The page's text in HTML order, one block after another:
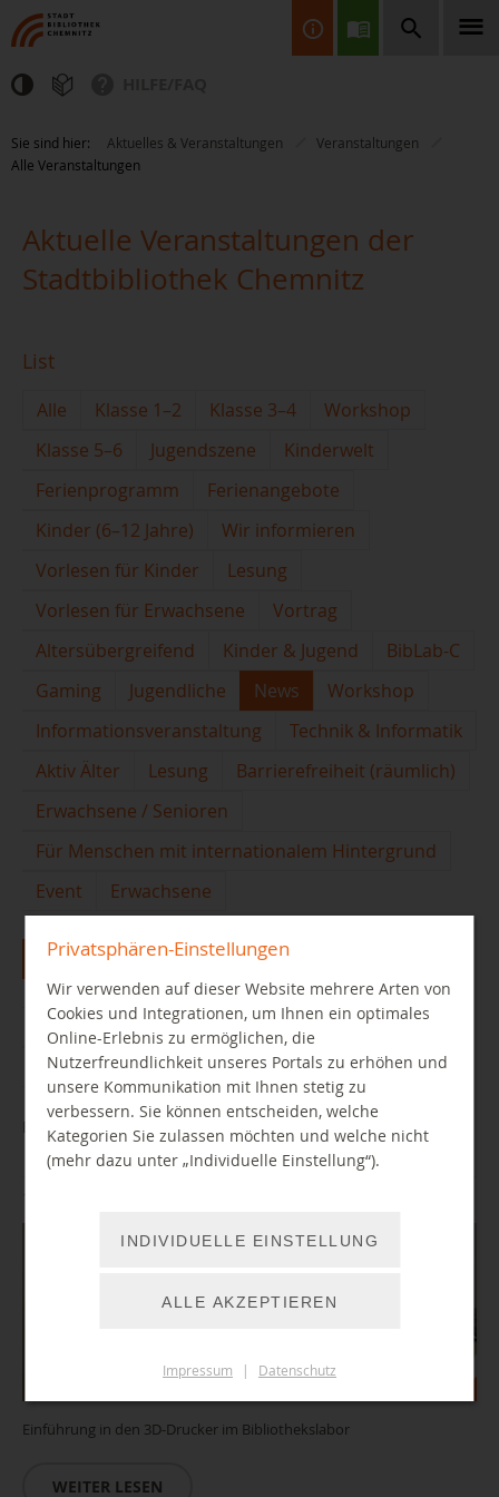
Finden Sie Informationen, Bücher, CDs & DVDs, Spiele, BluRays,
Zeitschriften und vieles mehr...
Sie sind hier: Aktuelles & Veranstaltungen
Veranstaltungen
Alle Veranstaltungen
Aktuelle Veranstaltungen der
Stadtbibliothek Chemnitz
List
Alle Klasse 1–2 Klasse 3–4
Workshop
Klasse 5–6
Jugendszene
Kinderwelt
Ferienprogramm
Ferienangebote
Kinder (6–12 Jahre)
Wir informieren
Vorlesen für Kinder
Lesung
Vorlesen für Erwachsene
Vortrag
Altersübergreifend
Kinder & Jugend
BibLab-C
Gaming
Jugendliche News
Workshop
Informationsveranstaltung
Technik & Informatik
Aktiv Älter
Lesung
Barrierefreiheit (räumlich)
Erwachsene / Senioren
Für Menschen mit internationalem Hintergrund
Event
Erwachsene
2026
Alle Jan Feb Mar Apr Mai Jun
Aug
Sep Okt Nov Dez
Einführung/ Führerschein 3D-Drucker
Einführung in den 3D-Drucker im Bibliothekslabor
WEITER LESEN
Privatsphären-Einstellungen
Wir verwenden auf dieser Website mehrere Arten von
Cookies und Integrationen, um Ihnen ein optimales
Online-Erlebnis zu ermöglichen, die
Nutzerfreundlichkeit unseres Portals zu erhöhen und
unsere Kommunikation mit Ihnen stetig zu
verbessern. Sie können entscheiden, welche
Kategorien Sie zulassen möchten und welche nicht
(mehr dazu unter „Individuelle Einstellung“).
INDIVIDUELLE EINSTELLUNG
ALLE AKZEPTIEREN
Impressum | Datenschutz